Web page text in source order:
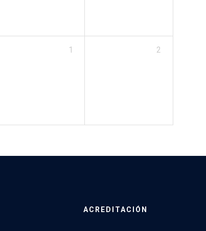
1 2
ACREDITACIÓN